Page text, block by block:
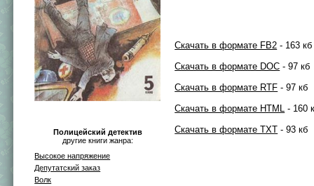
Полицейский детектив
другие книги жанра:
Высокое напряжение
Депутатский заказ
Волк
Скачать в формате FB2 - 163 кб
Скачать в формате DOC - 97 кб
Скачать в формате RTF - 97 кб
Скачать в формате HTML - 160
Скачать в формате TXT - 93 кб